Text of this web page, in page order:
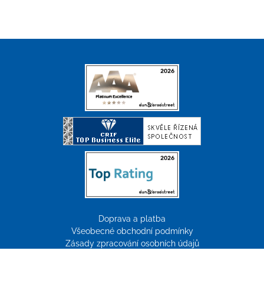
Doprava a platba
Všeobecné obchodní podmínky
Zásady zpracování osobních údajů